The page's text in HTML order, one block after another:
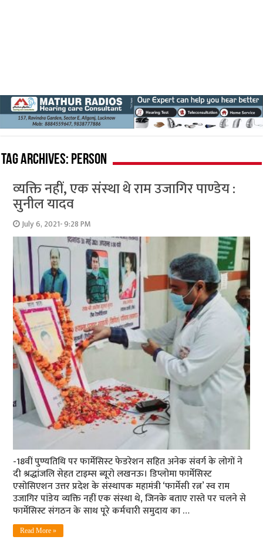
Tag Archives: person
व्‍यक्ति नहीं, एक संस्‍था थे राम उजागिर पाण्‍डेय :
सुनील यादव
July 6, 2021- 9:28 PM
-18वीं पुण्‍यतिथि पर फार्मेसिस्‍ट फेडरेशन सहित अनेक संवर्ग के लोगों ने
दी श्रद्धांजलि सेहत टाइम्‍स ब्‍यूरो लखनऊ। डिप्लोमा फार्मेसिस्ट
एसोसिएशन उत्तर प्रदेश के संस्थापक महामंत्री ‘फार्मेसी रत्न’ स्व राम
उजागिर पांडेय व्यक्ति नहीं एक संस्था थे, जिनके बताए रास्ते पर चलने से
फार्मेसिस्ट संगठन के साथ पूरे कर्मचारी समुदाय का …
Read More »